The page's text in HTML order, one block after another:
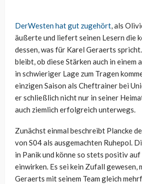
DerWesten hat gut zugehört, als
äußerte und liefert seinen Lesern die
dessen, was für Karel Geraerts
bleibt, ob diese Stärken auch in einem
in schwieriger Lage zum Tragen
einzigen Saison als Cheftrainer bei
er schließlich nicht nur in seiner
auch ziemlich erfolgreich unterwegs.
Zunächst einmal beschreibt Plancke
von S04 als ausgemachten Ruhepol.
in Panik und könne so stets positiv
einwirken. Es sei kein Zufall gewesen,
Geraerts mit seinem Team gleich